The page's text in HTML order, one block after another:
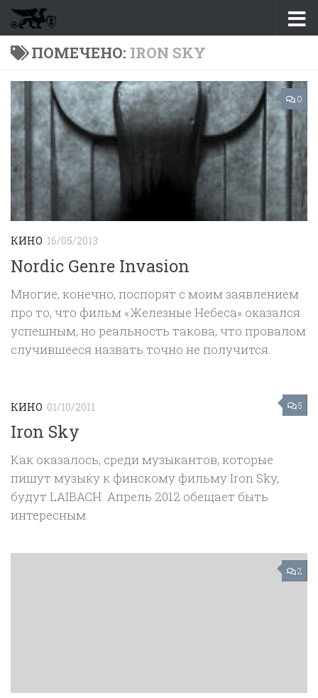
Перейти к содержимому
ПОМЕЧЕНО: IRON SKY
0
КИНО 16/05/2013
Nordic Genre Invasion
Многие, конечно, поспорят с моим заявлением
про то, что фильм «Железные Небеса» оказался
успешным, но реальность такова, что провалом
случившееся назвать точно не получится.
5
КИНО 01/10/2011
Iron Sky
Как оказалось, среди музыкантов, которые
пишут музыку к финскому фильму Iron Sky,
будут LAIBACH. Апрель 2012 обещает быть
интересным.
2